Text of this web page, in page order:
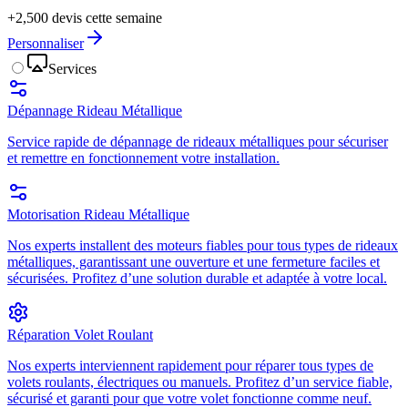
+2,500 devis cette semaine
Personnaliser
Services
Dépannage Rideau Métallique
Service rapide de dépannage de rideaux métalliques pour sécuriser
et remettre en fonctionnement votre installation.
Motorisation Rideau Métallique
Nos experts installent des moteurs fiables pour tous types de rideaux
métalliques, garantissant une ouverture et une fermeture faciles et
sécurisées. Profitez d’une solution durable et adaptée à votre local.
Réparation Volet Roulant
Nos experts interviennent rapidement pour réparer tous types de
volets roulants, électriques ou manuels. Profitez d’un service fiable,
sécurisé et garanti pour que votre volet fonctionne comme neuf.